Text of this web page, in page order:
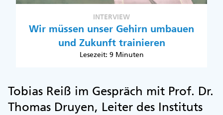
INTERVIEW
Wir müssen unser Gehirn umbauen
und Zukunft trainieren
Lesezeit: 9 Minuten
Tobias Reiß im Gespräch mit Prof. Dr.
Thomas Druyen, Leiter des Instituts